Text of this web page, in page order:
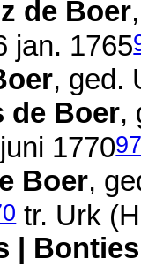
de Boer
jan. 1765
, ged.
de Boer,
1770
Boer,
tr. Urk
| Bonties